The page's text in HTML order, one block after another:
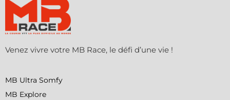
Venez vivre votre MB Race, le défi d’une vie !
MB Ultra Somfy
MB Explore